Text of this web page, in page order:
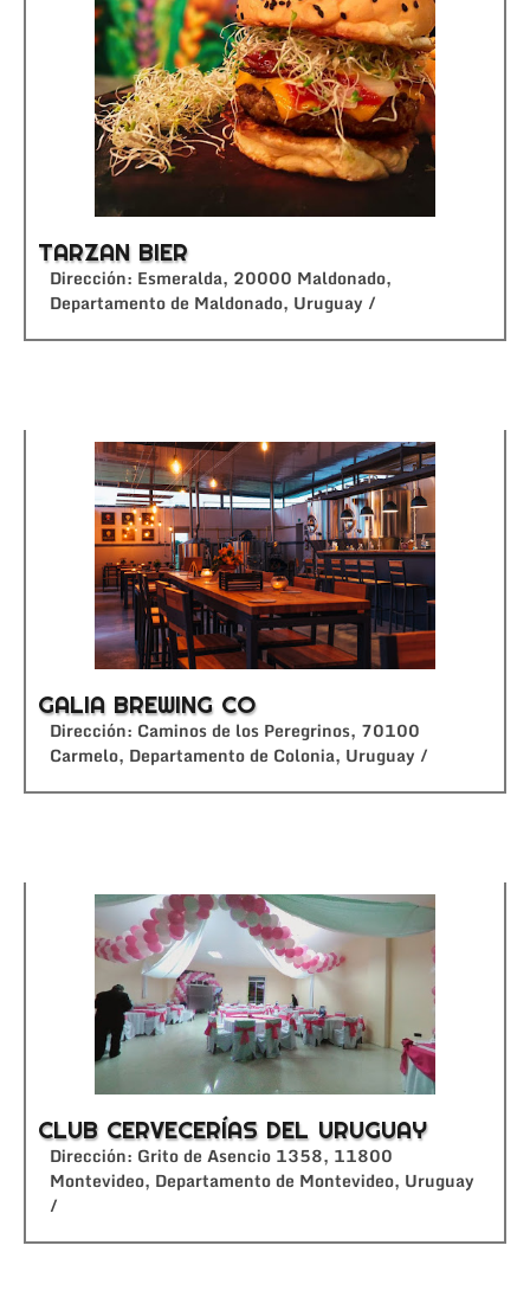
TARZAN BIER
Dirección: Esmeralda, 20000 Maldonado,
Departamento de Maldonado, Uruguay /
GALIA BREWING CO
Dirección: Caminos de los Peregrinos, 70100
Carmelo, Departamento de Colonia, Uruguay /
CLUB CERVECERÍAS DEL URUGUAY
Dirección: Grito de Asencio 1358, 11800
Montevideo, Departamento de Montevideo, Uruguay
/